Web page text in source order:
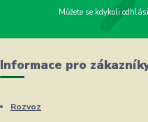
Můžete se kdykoli
Informace pro
Rozvoz